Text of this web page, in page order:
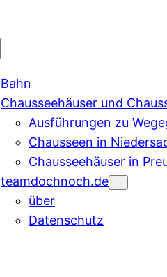
Bahn
Chausseehäuser und
Ausführungen zu
Chausseen in
Chausseehäuser in
teamdochnoch.de
über
Datenschutz